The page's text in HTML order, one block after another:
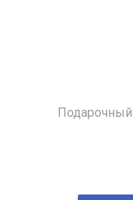
Подарочный